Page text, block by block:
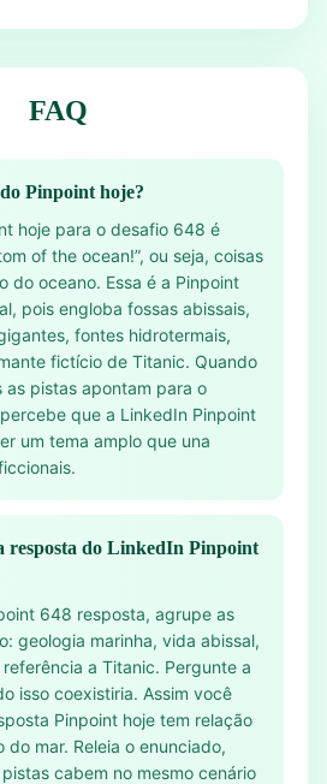
FAQ
Pinpoint hoje?
hoje para o desafio 648 é
of the ocean!”, ou seja, coisas
do oceano. Essa é a Pinpoint
pois engloba fossas abissais,
fontes hidrotermais,
fictício de Titanic. Quando
pistas apontam para o
que a LinkedIn Pinpoint
um tema amplo que una
resposta do LinkedIn Pinpoint
648 resposta, agrupe as
geologia marinha, vida abissal,
a Titanic. Pergunte a
isso coexistiria. Assim você
Pinpoint hoje tem relação
mar. Releia o enunciado,
cabem no mesmo cenário